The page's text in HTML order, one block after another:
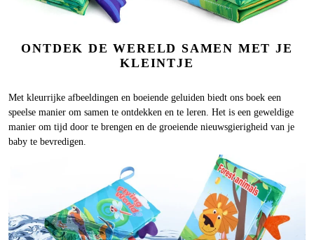
ONTDEK DE WERELD SAMEN MET JE
KLEINTJE
Met kleurrijke afbeeldingen en boeiende geluiden biedt ons boek een
speelse manier om samen te ontdekken en te leren. Het is een geweldige
manier om tijd door te brengen en de groeiende nieuwsgierigheid van je
baby te bevredigen.